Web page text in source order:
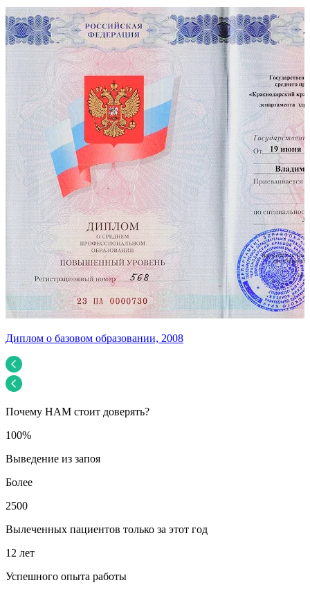
Диплом о базовом образовании, 2008
Почему НАМ стоит доверять?
100%
Выведение из запоя
Более
2500
Вылеченных пациентов только за этот год
12 лет
Успешного опыта работы